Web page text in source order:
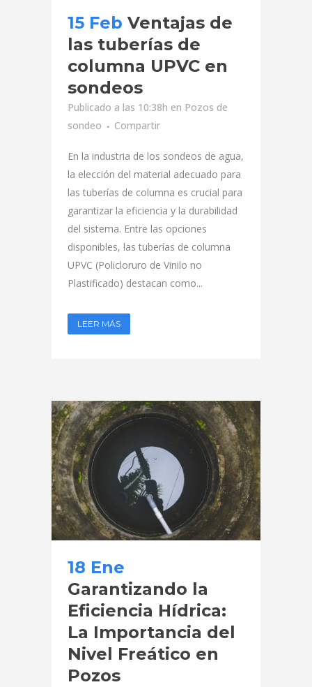
15 Feb Ventajas de
las tuberías de
columna UPVC en
sondeos
Publicado a las 10:38h en Pozos de
sondeo
Compartir
En la industria de los sondeos de agua,
la elección del material adecuado para
las tuberías de columna es crucial para
garantizar la eficiencia y la durabilidad
del sistema. Entre las opciones
disponibles, las tuberías de columna
UPVC (Policloruro de Vinilo no
Plastificado) destacan como...
LEER MÁS
18 Ene
Garantizando la
Eficiencia Hídrica:
La Importancia del
Nivel Freático en
Pozos